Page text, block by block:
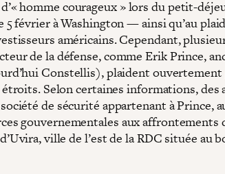
homme courageux » lors du petit-
5 février à Washington — ainsi qu’au
américains. Cependant,
de la défense, comme Erik Prince,
Constellis), plaident ouvertement
Selon certaines informations, des
de sécurité appartenant à Prince,
gouvernementales aux affrontements
ville de l’est de la RDC située au